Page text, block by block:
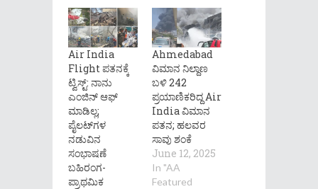
Air India
Flight ಪತನಕ್ಕೆ
ಟ್ವಿಸ್ಟ್: ನಾನು
ಎಂಜಿನ್ ಆಫ್
ಮಾಡಿಲ್ಲ;
ಪೈಲಟ್‌ಗಳ
ನಡುವಿನ
ಸಂಭಾಷಣೆ
ಬಹಿರಂಗ-
ಪ್ರಾಥಮಿಕ
Ahmedabad
ವಿಮಾನ ನಿಲ್ದಾಣ
ಬಳಿ 242
ಪ್ರಯಾಣಿಕರಿದ್ದ Air
India ವಿಮಾನ
ಪತನ; ಹಲವರ
ಸಾವು ಶಂಕೆ
June 12, 2025
In "AA
Featured